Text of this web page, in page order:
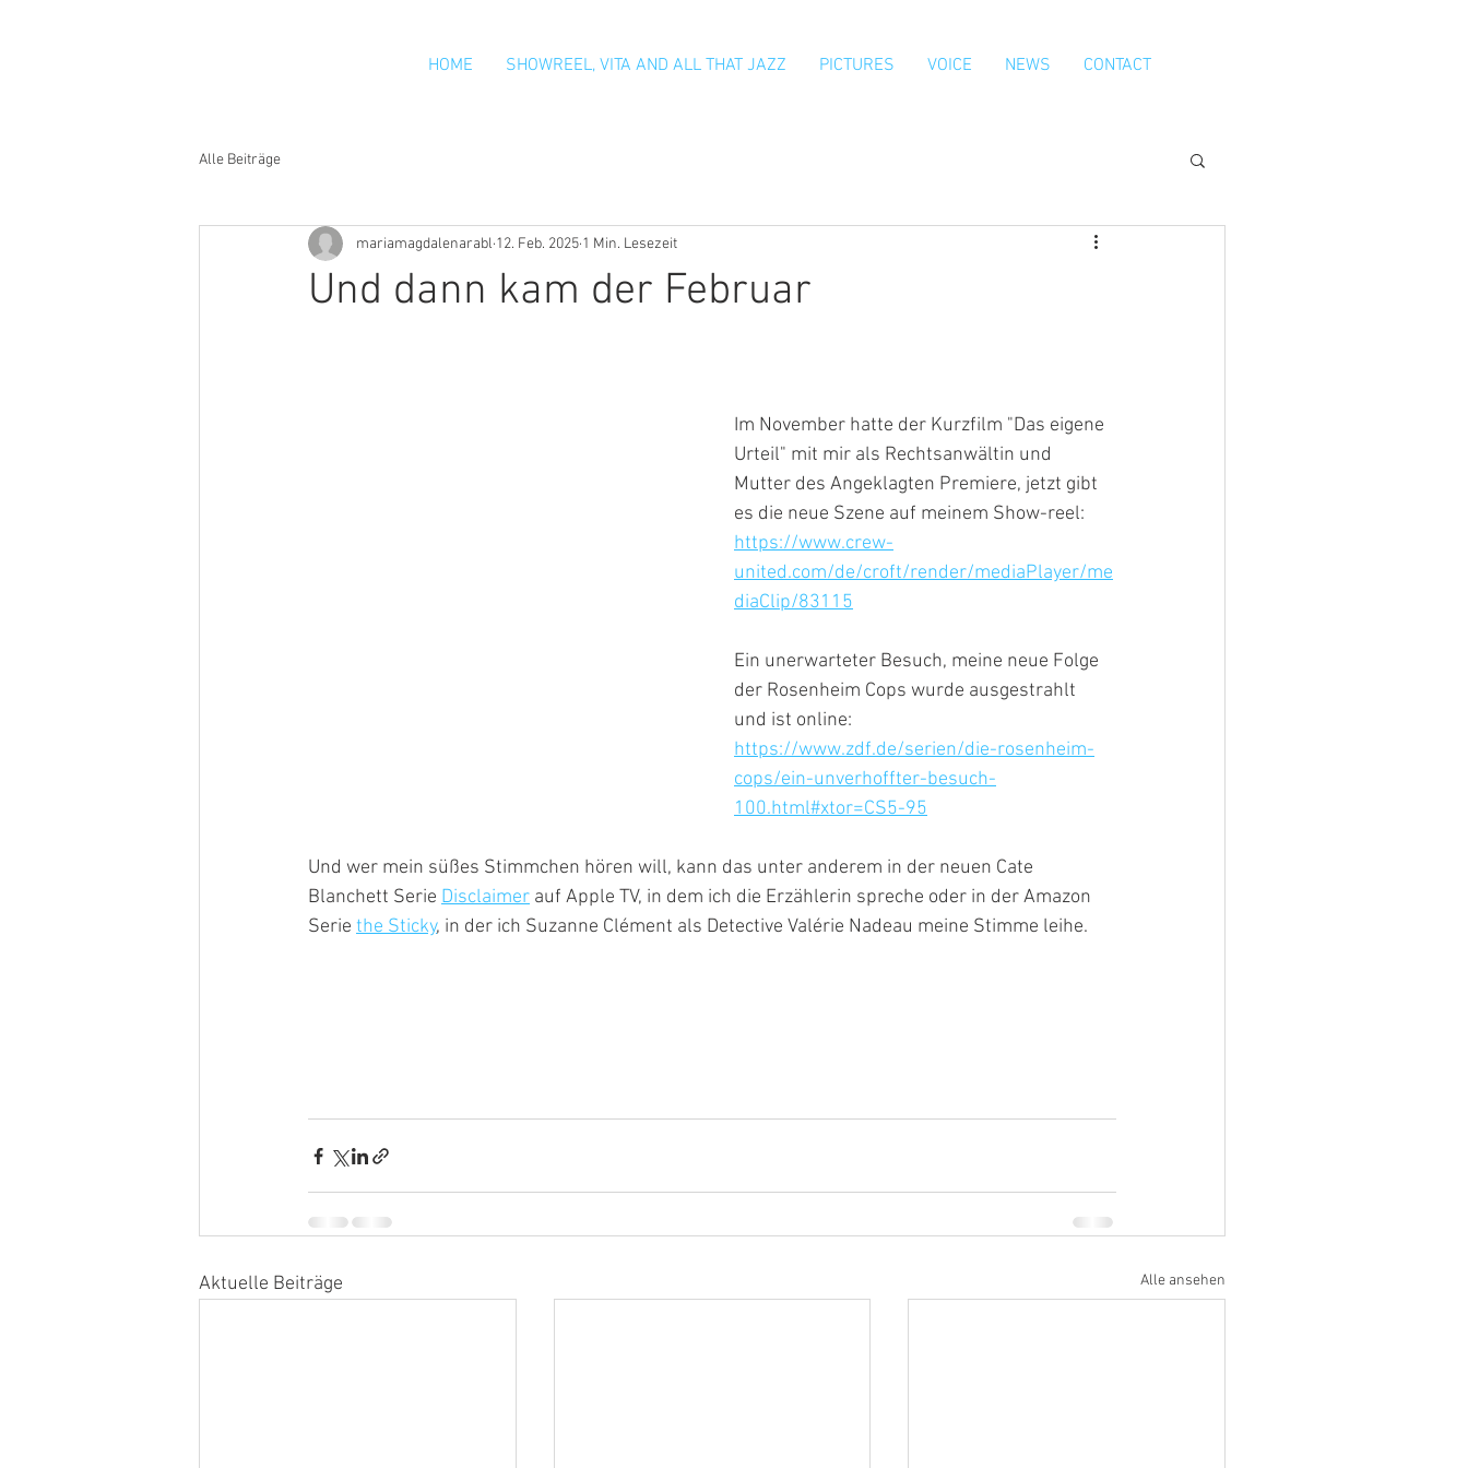
HOME SHOWREEL, VITA AND ALL THAT JAZZ PICTURES VOICE NEWS CONTACT
Alle Beiträge
Und dann kam der Februar
mariamagdalenarabl 12. Feb. 2025 1 Min. Lesezeit
Im November hatte der Kurzfilm "Das eigene
Urteil" mit mir als Rechtsanwältin und
Mutter des Angeklagten Premiere, jetzt gibt
es die neue Szene auf meinem Show-reel:
https://www.crew-
united.com/de/croft/render/mediaPlayer/me
diaClip/83115
Ein unerwarteter Besuch, meine neue Folge
der Rosenheim Cops wurde ausgestrahlt
und ist online:
https://www.zdf.de/serien/die-rosenheim-
cops/ein-unverhoffter-besuch-
100.html#xtor=CS5-95
Und wer mein süßes Stimmchen hören will, kann das unter anderem in der neuen Cate
Blanchett Serie Disclaimer auf Apple TV, in dem ich die Erzählerin spreche oder in der Amazon
Serie the Sticky, in der ich Suzanne Clément als Detective Valérie Nadeau meine Stimme leihe.
Aktuelle Beiträge Alle ansehen